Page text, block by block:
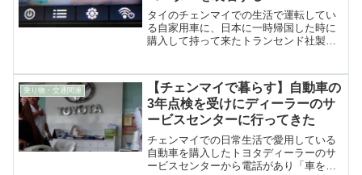
タイのチェンマイでの生活で運転してい
る自家用車に、日本に一時帰国した時に
購入して持って来たトランセンド社製の
乗り物・交通関連
【チェンマイで暮らす】自動車の
3年点検を受けにディーラーのサ
ービスセンターに行ってきた
チェンマイでの日常生活で愛用している
自動車を購入したトヨタディーラーのサ
ービスセンターから電話があり「車を購